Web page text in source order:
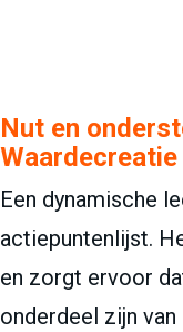
Nut en
Waardecreatie
Een dynamische
actiepuntenlijst.
en zorgt ervoor
onderdeel zijn